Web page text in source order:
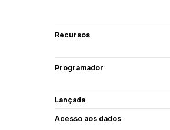
Recursos
Programador
Lançada
Acesso aos dados